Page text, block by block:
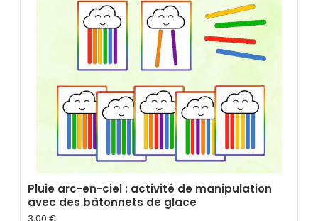
Pluie arc-en-ciel : activité de manipulation
avec des bâtonnets de glace